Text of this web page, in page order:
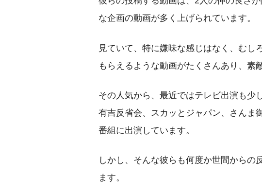
な企画の動画が多く上げられています。
見ていて、特に嫌味な感じはなく、むし
もらえるような動画がたくさんあり、素
その人気から、最近ではテレビ出演も少
有吉反省会、スカッとジャパン、さんま
番組に出演しています。
しかし、そんな彼らも何度か世間からの
ます。